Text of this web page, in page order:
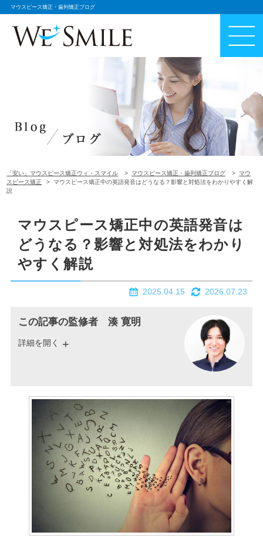
マウスピース矯正・歯列矯正ブログ
「安い」マウスピース矯正ウィ・スマイル マウスピース矯正・歯列矯正ブログ
マウ
スピース矯正
マウスピース矯正中の英語発音はどうなる？影響と対処法をわかりやすく解
説
マウスピース矯正中の英語発音は
どうなる？影響と対処法をわかり
やすく解説
2025.04.15 2026.07.23
この記事の監修者 湊 寛明
詳細を開く